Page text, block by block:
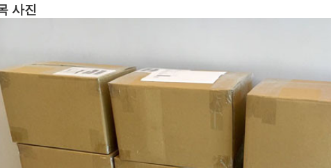
사진